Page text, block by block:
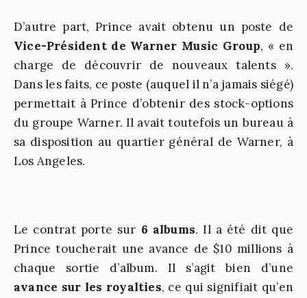
D’autre part, Prince avait obtenu un poste de
Vice-Président de Warner Music Group, « en
charge de découvrir de nouveaux talents ».
Dans les faits, ce poste (auquel il n’a jamais siégé)
permettait à Prince d’obtenir des stock-options
du groupe Warner. Il avait toutefois un bureau à
sa disposition au quartier général de Warner, à
Los Angeles.
Le contrat porte sur 6 albums. Il a été dit que
Prince toucherait une avance de $10 millions à
chaque sortie d’album. Il s’agit bien d’une
avance sur les royalties, ce qui signifiait qu’en